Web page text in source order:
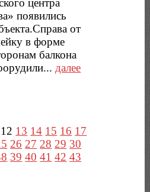
центра
появились
от
в форме
балкона
далее
12 13 14 15 16 17
26 27 28 29 30
39 40 41 42 43